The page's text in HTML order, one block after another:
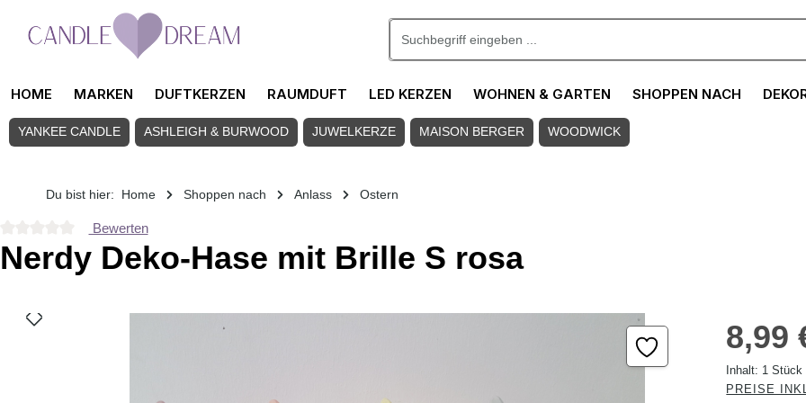
Zum Hauptinhalt springen
HOME MARKEN DUFTKERZEN RAUMDUFT LED KERZEN WOHNEN & GARTEN SHOPPEN NACH
YANKEE CANDLE ASHLEIGH & BURWOOD JUWELKERZE MAISON BERGER WOODWICK
Du bist hier: Home Shoppen nach Anlass Ostern
Durchschnittliche Bewertung von 0 von 5 Sternen
Bewerten
Nerdy Deko-Hase mit Brille S rosa
Bildergalerie überspringen 8,99
Inhalt: 1 Stück
PREISE